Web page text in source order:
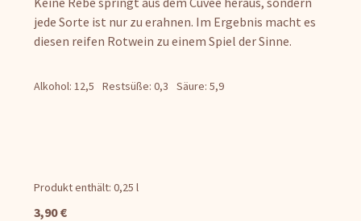
jede Sorte ist nur zu erahnen. Im Ergebnis macht es
diesen reifen Rotwein zu einem Spiel der Sinne.
Alkohol: 12,5 Restsüße: 0,3 Säure: 5,9
Produkt enthält: 0,25l
3,90€